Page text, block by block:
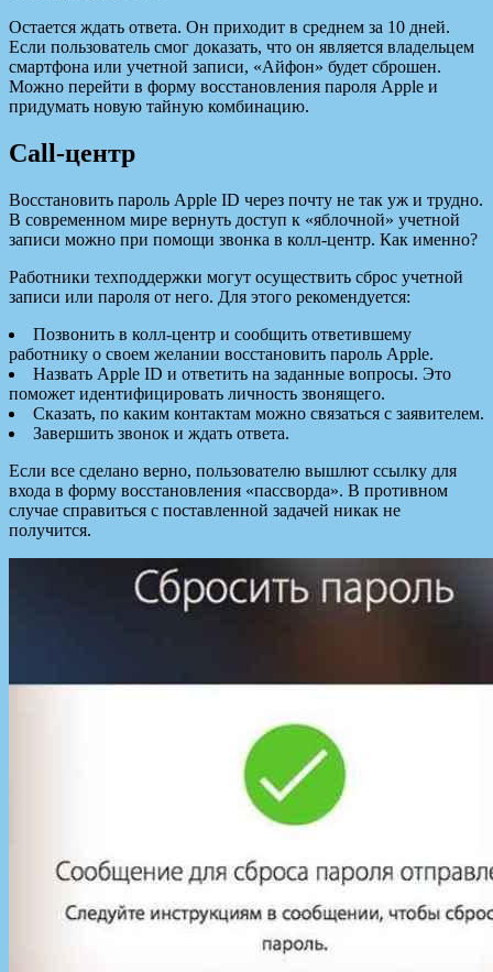
Остается ждать ответа. Он приходит в среднем за 10 дней.
Если пользователь смог доказать, что он является владельцем
смартфона или учетной записи, «Айфон» будет сброшен.
Можно перейти в форму восстановления пароля Apple и
придумать новую тайную комбинацию.
Call-центр
Восстановить пароль Apple ID через почту не так уж и трудно.
В современном мире вернуть доступ к «яблочной» учетной
записи можно при помощи звонка в колл-центр. Как именно?
Работники техподдержки могут осуществить сброс учетной
записи или пароля от него. Для этого рекомендуется:
Позвонить в колл-центр и сообщить ответившему
работнику о своем желании восстановить пароль Apple.
Назвать Apple ID и ответить на заданные вопросы. Это
поможет идентифицировать личность звонящего.
Сказать, по каким контактам можно связаться с заявителем.
Завершить звонок и ждать ответа.
Если все сделано верно, пользователю вышлют ссылку для
входа в форму восстановления «пассворда». В противном
случае справиться с поставленной задачей никак не
получится.